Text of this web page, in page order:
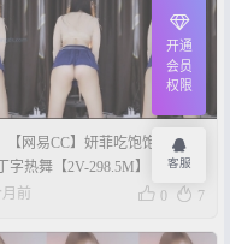
【网易CC】妍菲吃饱饱 御姐定
字热舞【2V-298.5M】
前
 0  7
开通
会员
权限
客服